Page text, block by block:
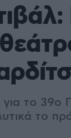
το 39ο
το